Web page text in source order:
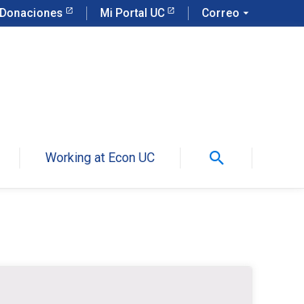
Donaciones Mi Portal UC Correo arrow_drop_down
Working at Econ UC search